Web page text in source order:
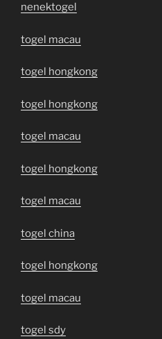
nenektogel
togel macau
togel hongkong
togel hongkong
togel macau
togel hongkong
togel macau
togel china
togel hongkong
togel macau
togel sdy